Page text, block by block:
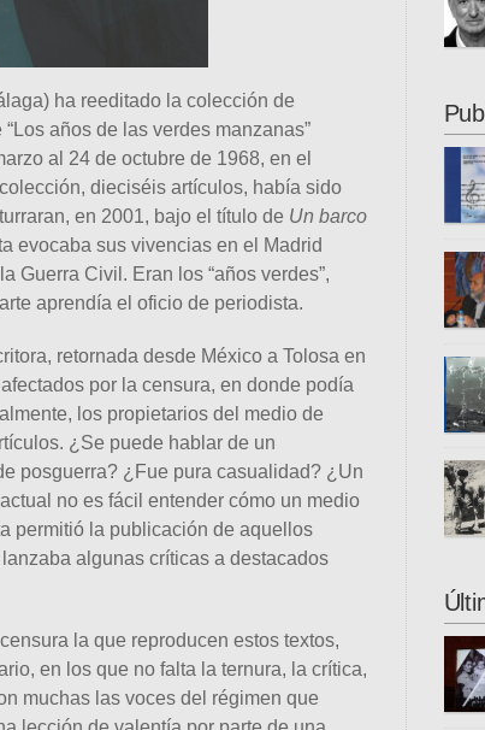
ha reeditado la colección de
años de las verdes manzanas”
al 24 de octubre de 1968, en el
dieciséis artículos, había sido
en 2001, bajo el título de Un barco
evocaba sus vivencias en el Madrid
Guerra Civil. Eran los “años verdes”,
aprendía el oficio de periodista.
retornada desde México a Tolosa en
por la censura, en donde podía
los propietarios del medio de
¿Se puede hablar de un
posguerra? ¿Fue pura casualidad? ¿Un
no es fácil entender cómo un medio
permitió la publicación de aquellos
algunas críticas a destacados
la que reproducen estos textos,
en los que no falta la ternura, la crítica,
muchas las voces del régimen que
al 24
al
Bajo
en
que
sido
este